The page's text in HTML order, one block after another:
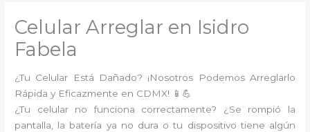
Celular Arreglar en Isidro
Fabela
¿Tu Celular Está Dañado? ¡Nosotros Podemos Arreglarlo
Rápida y Eficazmente en CDMX! 📱💪
¿Tu celular no funciona correctamente? ¿Se rompió la
pantalla, la batería ya no dura o tu dispositivo tiene algún